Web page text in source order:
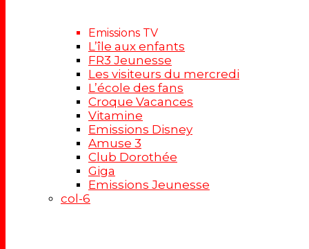
Emissions TV
L’île aux enfants
FR3 Jeunesse
Les visiteurs du mercredi
L’école des fans
Croque Vacances
Vitamine
Emissions Disney
Amuse 3
Club Dorothée
Giga
Emissions Jeunesse
col-6